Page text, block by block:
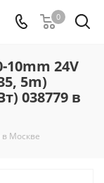
0
10mm 24V
5m)
038779 в
Москве